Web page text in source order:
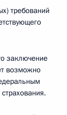
требований
заключение
возможно